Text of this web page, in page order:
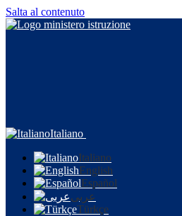
Salta al contenuto
Italiano
Italiano
English
Español
عربى
Türkçe